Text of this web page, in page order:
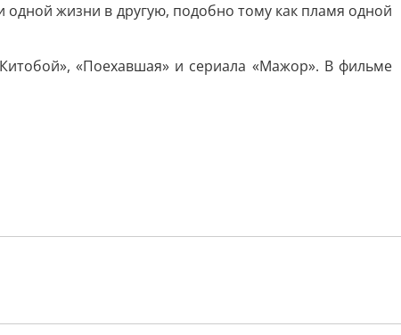
жизни в другую, подобно тому как пламя одной
«Поехавшая» и сериала «Мажор». В фильме